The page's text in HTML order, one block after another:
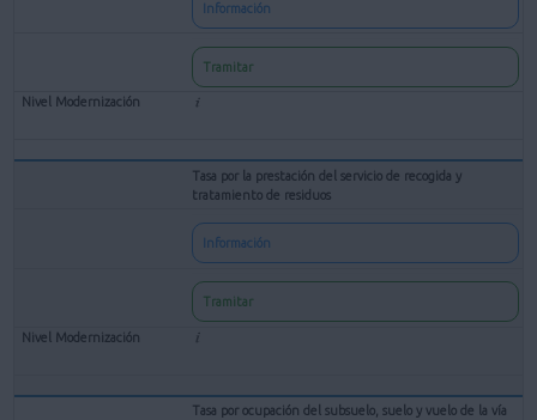
Información
Tramitar
Tasa por la prestación del servicio de recogida y
tratamiento de residuos
Información
Tramitar
Tasa por ocupación del subsuelo, suelo y vuelo de la vía